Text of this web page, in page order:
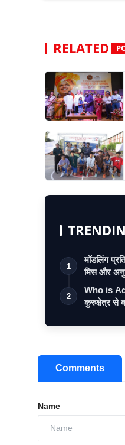
RELATED
1
मॉडलिंग
मिस और अनु
2
Who is
कुरुक्षेत्र से
Comments
Name